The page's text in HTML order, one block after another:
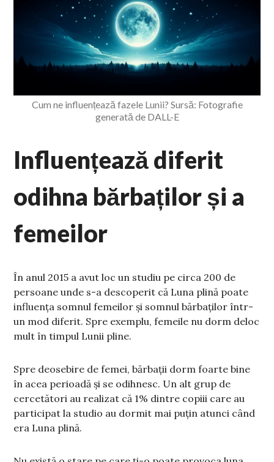
Cum ne influențează fazele Lunii? Sursă: Fotografie
generată de DALL-E
Influențează diferit
odihna bărbaților și a
femeilor
În anul 2015 a avut loc un studiu pe circa 200 de
persoane unde s-a descoperit că Luna plină poate
influența somnul femeilor și somnul bărbaților într-
un mod diferit. Spre exemplu, femeile nu dorm deloc
mult în timpul Lunii pline.
Spre deosebire de femei, bărbații dorm foarte bine
în acea perioadă și se odihnesc. Un alt grup de
cercetători au realizat că 1% dintre copiii care au
participat la studio au dormit mai puțin atunci când
era Luna plină.